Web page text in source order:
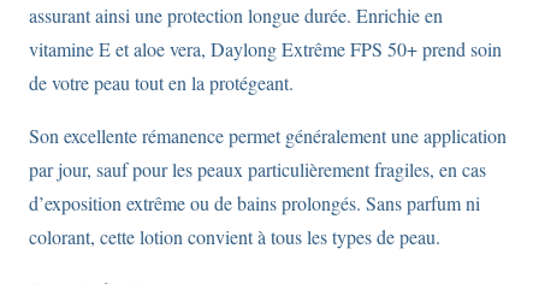
assurant ainsi une protection longue durée. Enrichie en
vitamine E et aloe vera, Daylong Extrême FPS 50+ prend soin
de votre peau tout en la protégeant.
Son excellente rémanence permet généralement une application
par jour, sauf pour les peaux particulièrement fragiles, en cas
d’exposition extrême ou de bains prolongés. Sans parfum ni
colorant, cette lotion convient à tous les types de peau.